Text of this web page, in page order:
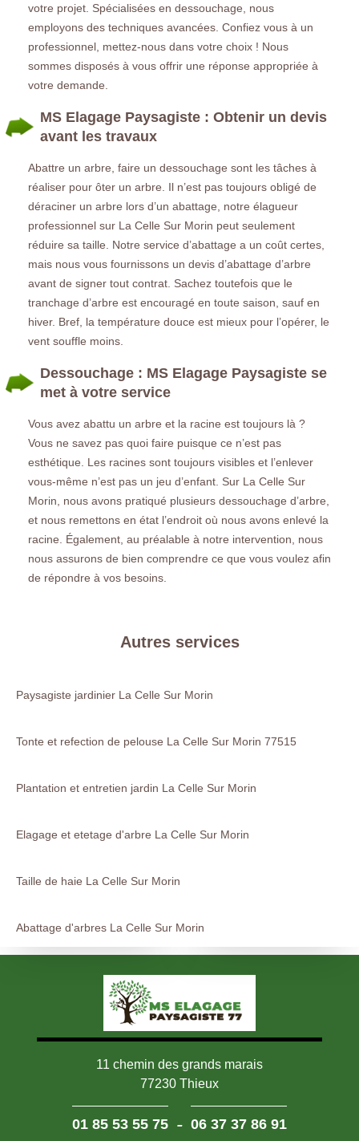
votre projet. Spécialisées en dessouchage, nous
employons des techniques avancées. Confiez vous à un
professionnel, mettez-nous dans votre choix ! Nous
sommes disposés à vous offrir une réponse appropriée à
votre demande.
MS Elagage Paysagiste : Obtenir un devis
avant les travaux
Abattre un arbre, faire un dessouchage sont les tâches à
réaliser pour ôter un arbre. Il n’est pas toujours obligé de
déraciner un arbre lors d’un abattage, notre élagueur
professionnel sur La Celle Sur Morin peut seulement
réduire sa taille. Notre service d’abattage a un coût certes,
mais nous vous fournissons un devis d’abattage d’arbre
avant de signer tout contrat. Sachez toutefois que le
tranchage d’arbre est encouragé en toute saison, sauf en
hiver. Bref, la température douce est mieux pour l’opérer, le
vent souffle moins.
Dessouchage : MS Elagage Paysagiste se
met à votre service
Vous avez abattu un arbre et la racine est toujours là ?
Vous ne savez pas quoi faire puisque ce n’est pas
esthétique. Les racines sont toujours visibles et l’enlever
vous-même n’est pas un jeu d’enfant. Sur La Celle Sur
Morin, nous avons pratiqué plusieurs dessouchage d’arbre,
et nous remettons en état l’endroit où nous avons enlevé la
racine. Également, au préalable à notre intervention, nous
nous assurons de bien comprendre ce que vous voulez afin
de répondre à vos besoins.
Autres services
Paysagiste jardinier La Celle Sur Morin
Tonte et refection de pelouse La Celle Sur Morin 77515
Plantation et entretien jardin La Celle Sur Morin
Elagage et etetage d'arbre La Celle Sur Morin
Taille de haie La Celle Sur Morin
Abattage d'arbres La Celle Sur Morin
11 chemin des grands marais
77230 Thieux
01 85 53 55 75 - 06 37 37 86 91